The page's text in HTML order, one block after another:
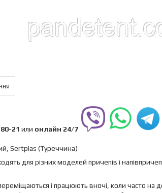
21 или онлайн 24/7
Sertplas (Туреччина)
для різних моделей причепів і
і працюють вночі, коли часто на